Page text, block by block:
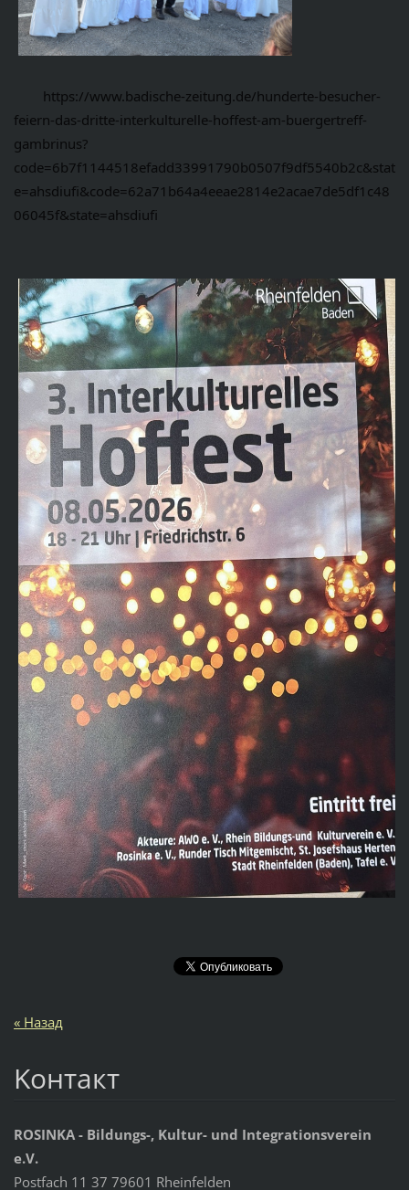
feiern-das-dritte-interkulturelle-hoffest-am-buergertreff-
gambrinus?
code=6b7f1144518efadd33991790b0507f9df5540b2c&stat
e=ahsdiufi&code=62a71b64a4eeae2814e2acae7de5df1c48
06045f&state=ahsdiufi
« Назад
Koнтакт
ROSINKA - Bildungs-, Kultur- und Integrationsverein
e.V.
Postfach 11 37 79601 Rheinfelden